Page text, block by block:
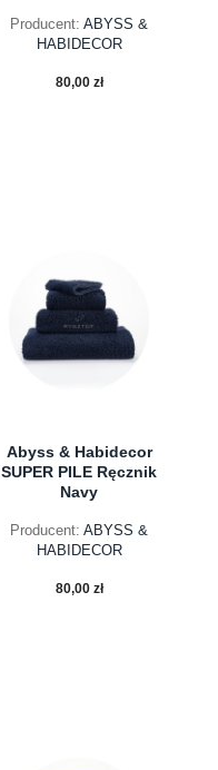
Producent: ABYSS &
HABIDECOR
80,00 zł
Abyss & Habidecor
SUPER PILE Ręcznik
Navy
Producent: ABYSS &
HABIDECOR
80,00 zł